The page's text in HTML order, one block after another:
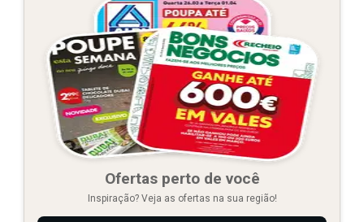
Ofertas perto de você
Inspiração? Veja as ofertas na sua região!